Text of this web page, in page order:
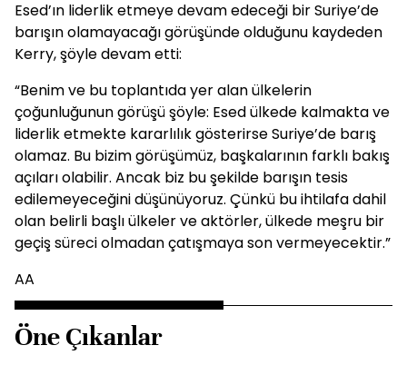
Esed’ın liderlik etmeye devam edeceği bir Suriye’de
barışın olamayacağı görüşünde olduğunu kaydeden
Kerry, şöyle devam etti:
“Benim ve bu toplantıda yer alan ülkelerin
çoğunluğunun görüşü şöyle: Esed ülkede kalmakta ve
liderlik etmekte kararlılık gösterirse Suriye’de barış
olamaz. Bu bizim görüşümüz, başkalarının farklı bakış
açıları olabilir. Ancak biz bu şekilde barışın tesis
edilemeyeceğini düşünüyoruz. Çünkü bu ihtilafa dahil
olan belirli başlı ülkeler ve aktörler, ülkede meşru bir
geçiş süreci olmadan çatışmaya son vermeyecektir.”
AA
Öne Çıkanlar